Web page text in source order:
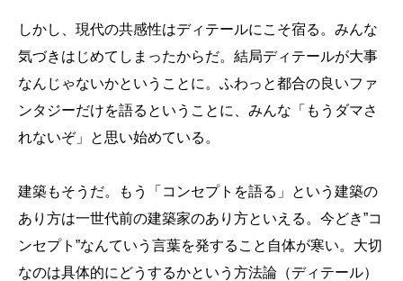
しかし、現代の共感性はディテールにこそ宿る。みんな
気づきはじめてしまったからだ。結局ディテールが大事
なんじゃないかということに。ふわっと都合の良いファ
ンタジーだけを語るということに、みんな「もうダマさ
れないぞ」と思い始めている。
建築もそうだ。もう「コンセプトを語る」という建築の
あり方は一世代前の建築家のあり方といえる。今どき”コ
ンセプト”なんていう言葉を発すること自体が寒い。大切
なのは具体的にどうするかという方法論（ディテール）